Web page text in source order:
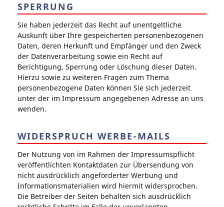
SPERRUNG
Sie haben jederzeit das Recht auf unentgeltliche
Auskunft über Ihre gespeicherten personenbezogenen
Daten, deren Herkunft und Empfänger und den Zweck
der Datenverarbeitung sowie ein Recht auf
Berichtigung, Sperrung oder Löschung dieser Daten.
Hierzu sowie zu weiteren Fragen zum Thema
personenbezogene Daten können Sie sich jederzeit
unter der im Impressum angegebenen Adresse an uns
wenden.
WIDERSPRUCH WERBE-MAILS
Der Nutzung von im Rahmen der Impressumspflicht
veröffentlichten Kontaktdaten zur Übersendung von
nicht ausdrücklich angeforderter Werbung und
Informationsmaterialien wird hiermit widersprochen.
Die Betreiber der Seiten behalten sich ausdrücklich